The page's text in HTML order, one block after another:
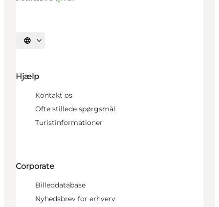
Vælg sprog
Hjælp
Kontakt os
Ofte stillede spørgsmål
Turistinformationer
Corporate
Billeddatabase
Nyhedsbrev for erhverv